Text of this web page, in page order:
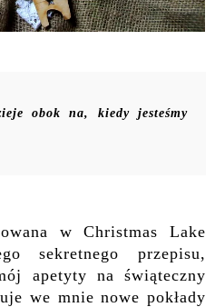
obok na, kiedy jesteśmy
w Christmas Lake
sekretnego przepisu,
apetyty na świąteczny
we mnie nowe pokłady